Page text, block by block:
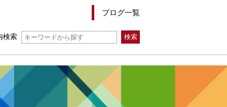
ブログ一覧
検索